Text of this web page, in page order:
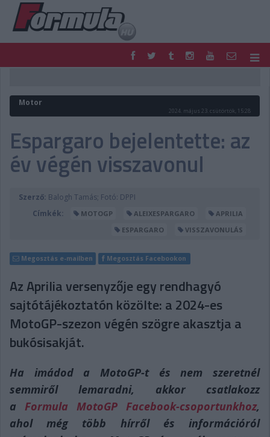
FORMULA
MOTOR
PODCAST
SHOP
LIVE
DIGITÁLIS MAGAZIN
PONTÁLLÁSOK
Motor
2024. május 23. csütörtök, 15:28
Espargaro bejelentette: az
év végén visszavonul
Szerző: Balogh Tamás; Fotó: DPPI
Címkék:
MOTOGP ALEIXESPARGARO
APRILIA
ESPARGARO
VISSZAVONULÁS
Megosztás e-mailben Megosztás Facebookon
Az Aprilia versenyzője egy rendhagyó
sajtótájékoztatón közölte: a 2024-es
MotoGP-szezon végén szögre akasztja a
bukósisakját.
Ha imádod a MotoGP-t és nem szeretnél
semmiről lemaradni, akkor csatlakozz
a Formula MotoGP Facebook-csoportunkhoz,
ahol még több hírről és információról